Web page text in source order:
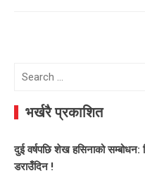
Search
भर्खरै प्रकाशित
दुई वर्षपछि शेख हसिनाको
डराउँदिन !